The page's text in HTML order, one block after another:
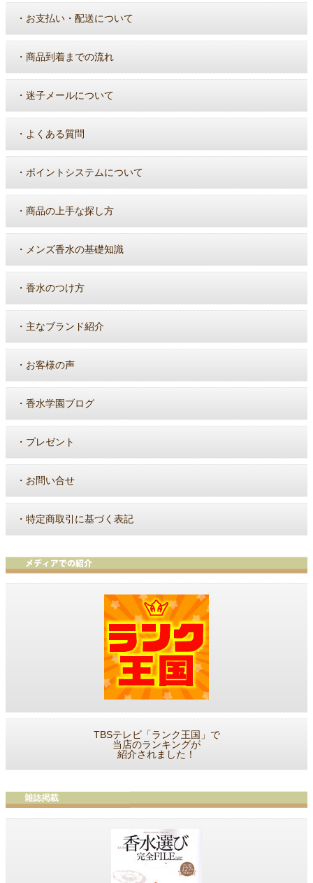
・ お支払い・配送について
・ 商品到着までの流れ
・ 迷子メールについて
・ よくある質問
・ ポイントシステムについて
・ 商品の上手な探し方
・ メンズ香水の基礎知識
・ 香水のつけ方
・ 主なブランド紹介
・ お客様の声
・ 香水学園ブログ
・ プレゼント
・ お問い合せ
・ 特定商取引に基づく表記
TBSテレビ「ランク王国」で
当店のランキングが
紹介されました！